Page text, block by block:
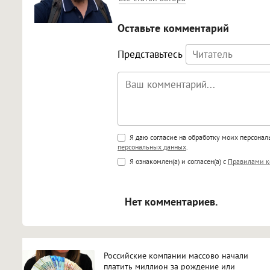
Оставьте комментарий
Представьтесь
Поддержка HTML
<b>, <strong>, <u>, <i>, <em>,
<blockquote>, <code>
Я даю согласие на обработку моих
персональных данных.
Я ознакомлен(а) и согласен(а) с Правилами
Нет комментариев.
Российские компании массово начали
платить миллион за рождение или